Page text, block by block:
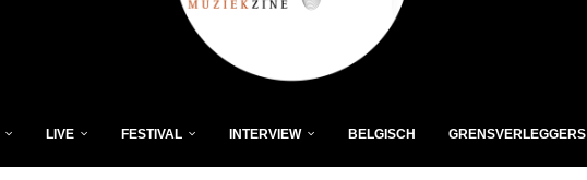
LIVE FESTIVAL INTERVIEW BELGISCH GRENSVERLEGGERS